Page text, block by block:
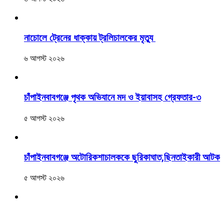
নাচোলে ট্রেনের ধাক্কায় ট্রলিচালকের মৃত্যু
৬ আগস্ট ২০২৬
চাঁপাইনবাবগঞ্জে পৃথক অভিযানে মদ ও ইয়াবাসহ গ্রেফতার-৩
৫ আগস্ট ২০২৬
চাঁপাইনবাবগঞ্জে অটোরিকশাচালককে ছুরিকাঘাত,ছিনতাইকারী আটক
৫ আগস্ট ২০২৬